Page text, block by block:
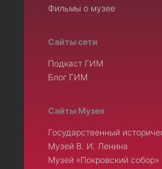
Фильмы о музее
Сайты сети
Подкаст ГИМ
Блог ГИМ
Сайты Музея
Государственный
Музей В. И. Ленина
Музей «Покровский собор»